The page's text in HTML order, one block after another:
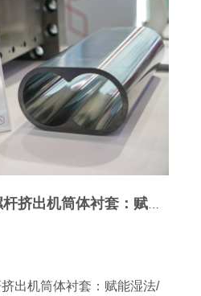
出机筒体衬套：赋能湿法/